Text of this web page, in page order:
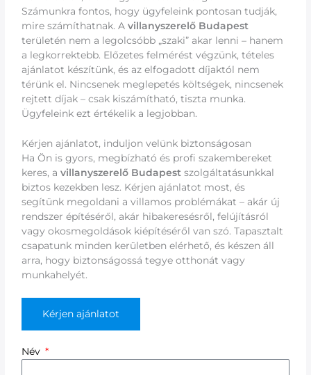
Számunkra fontos, hogy ügyfeleink pontosan tudják,
mire számíthatnak. Avillanyszerelő Budapest
területén nem a legolcsóbb „szaki” akar lenni – hanem
a legkorrektebb. Előzetes felmérést végzünk, tételes
ajánlatot készítünk, és az elfogadott díjaktól nem
térünk el. Nincsenek meglepetés költségek, nincsenek
rejtett díjak – csak kiszámítható, tiszta munka.
Ügyfeleink ezt értékelik a legjobban.
Kérjen ajánlatot, induljon velünk biztonságosan
Ha Ön is gyors, megbízható és profi szakembereket
keres, avillanyszerelő Budapest szolgáltatásunkkal
biztos kezekben lesz. Kérjen ajánlatot most, és
segítünk megoldani a villamos problémákat – akár új
rendszer építéséről, akár hibakeresésről, felújításról
vagy okosmegoldások kiépítéséről van szó. Tapasztalt
csapatunk minden kerületben elérhető, és készen áll
arra, hogy biztonságossá tegye otthonát vagy
munkahelyét.
Kérjen ajánlatot
Név